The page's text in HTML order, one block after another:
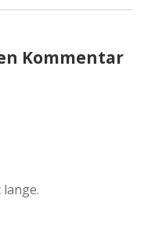
Kommentar